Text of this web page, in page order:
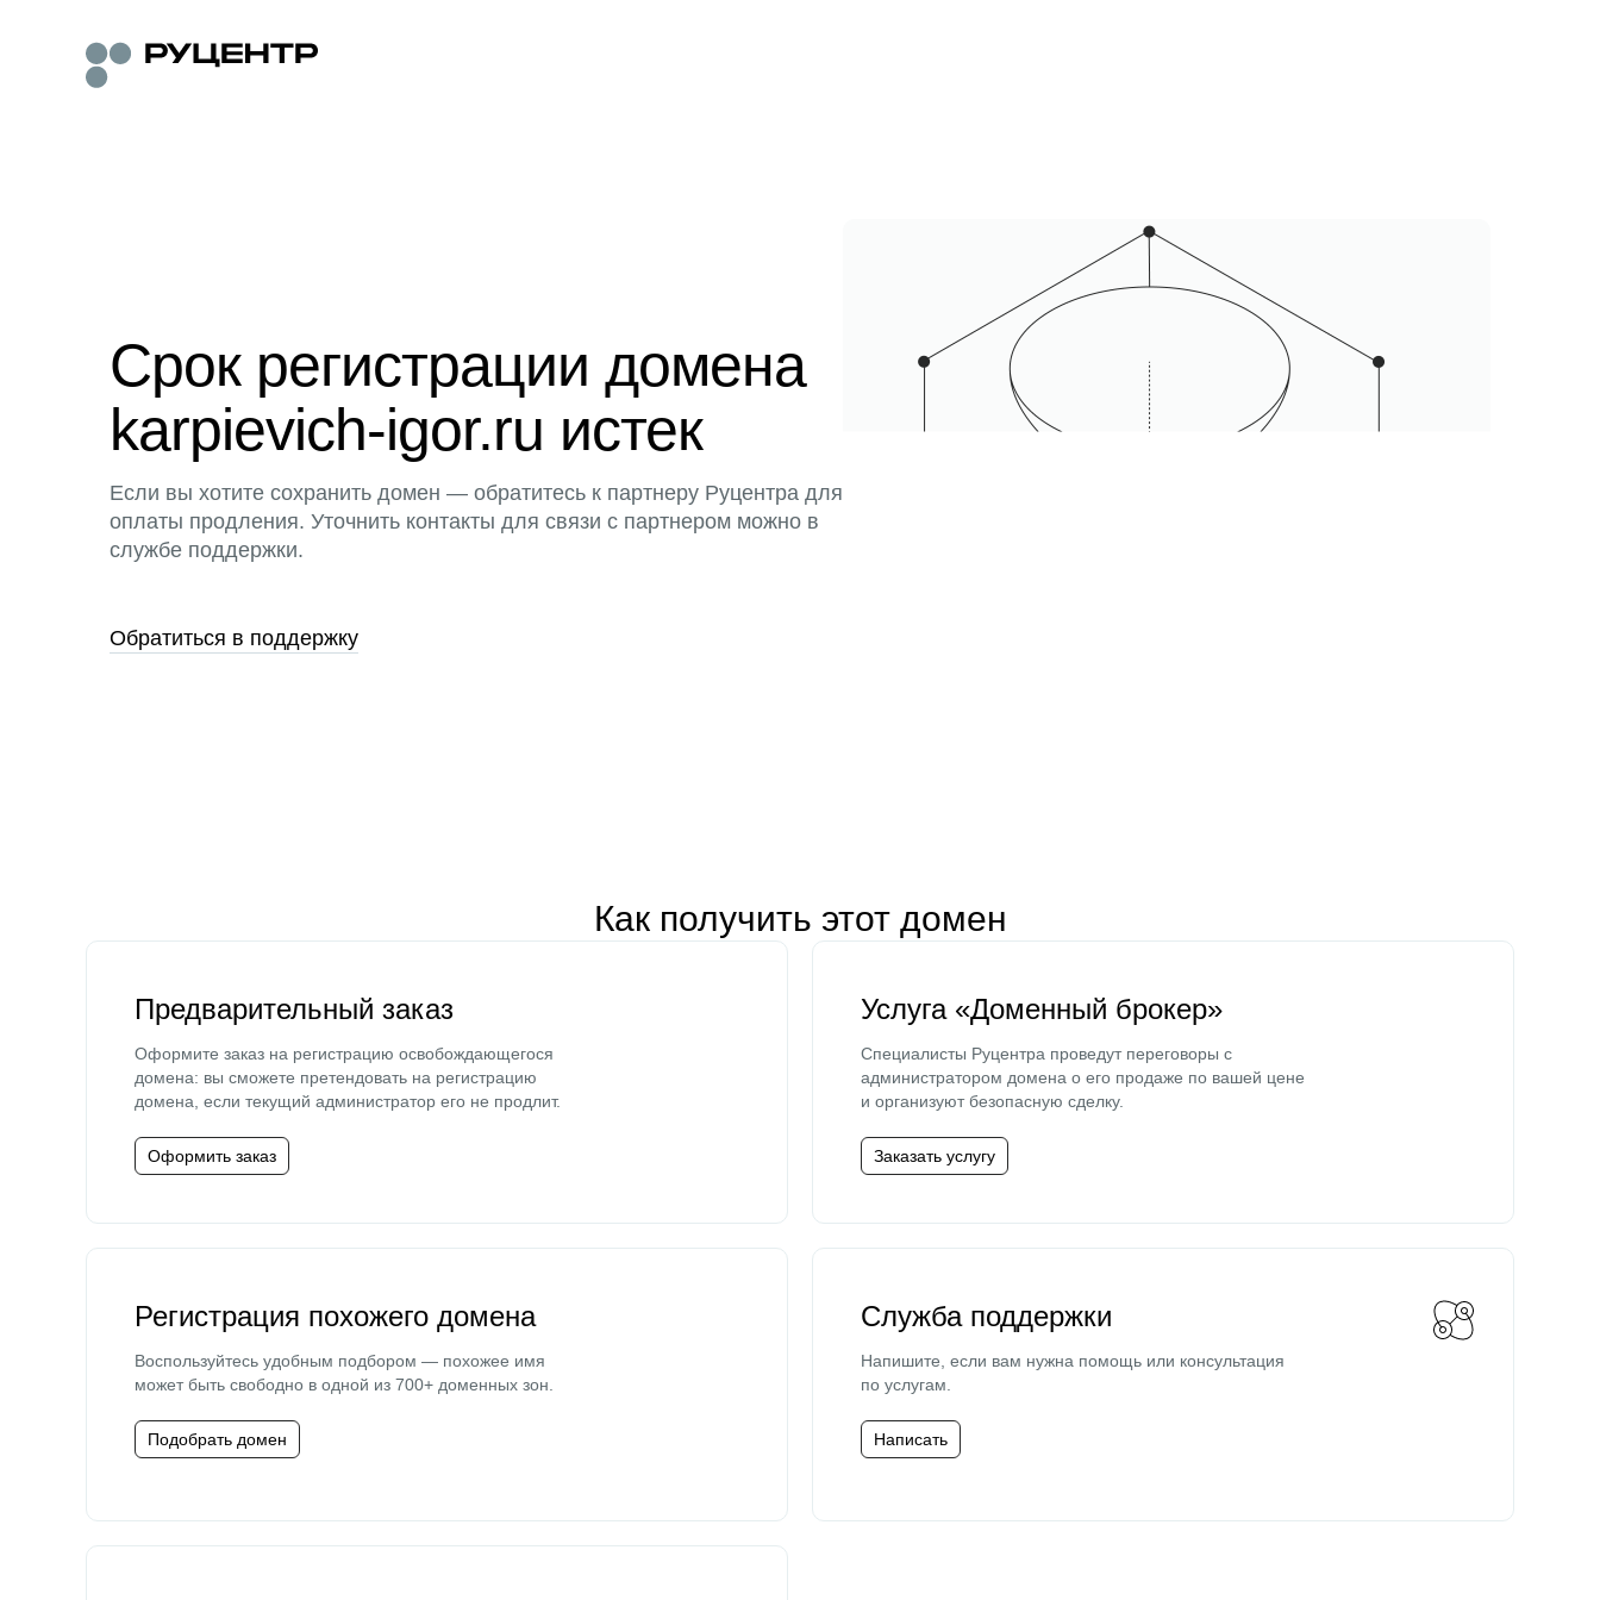
Срок регистрации домена
karpievich-igor.ru истек
Если вы хотите сохранить домен — обратитесь к партнеру Руцентра для
оплаты продления. Уточнить контакты для связи с партнером можно в
службе поддержки.
Обратиться в поддержку
Как получить этот домен
Предварительный заказ
Оформите заказ на регистрацию освобождающегося
домена: вы сможете претендовать на регистрацию
домена, если текущий администратор его не продлит.
Оформить заказ
Услуга «Доменный брокер»
Специалисты Руцентра проведут переговоры с
администратором домена о его продаже по вашей цене
и организуют безопасную сделку.
Заказать услугу
Регистрация похожего домена
Воспользуйтесь удобным подбором — похожее имя
может быть свободно в одной из 700+ доменных зон.
Подобрать домен
Служба поддержки
Напишите, если вам нужна помощь или консультация
по услугам.
Написать